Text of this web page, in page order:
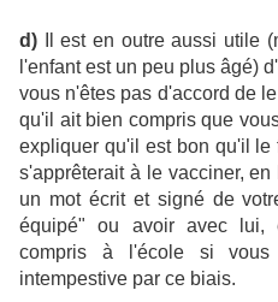
d) Il est en outre aussi utile
l'enfant est un peu plus âgé)
vous n'êtes pas d'accord de
qu'il ait bien compris que
expliquer qu'il est bon qu'il
s'apprêterait à le vacciner,
un mot écrit et signé de
équipé" ou avoir avec lui,
compris à l'école si vous
intempestive par ce biais.